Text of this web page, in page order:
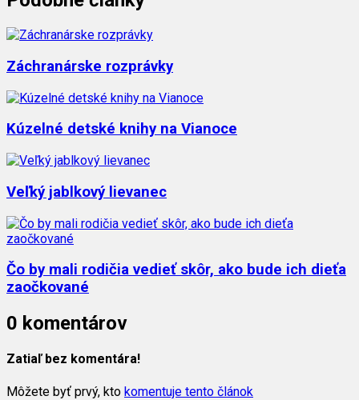
Záchranárske rozprávky
Kúzelné detské knihy na Vianoce
Veľký jablkový lievanec
Čo by mali rodičia vedieť skôr, ako bude ich dieťa
zaočkované
0 komentárov
Zatiaľ bez komentára!
Môžete byť prvý, kto komentuje tento článok